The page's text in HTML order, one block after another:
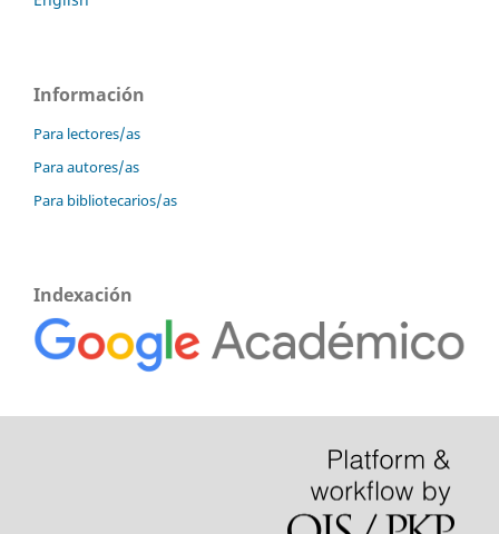
Información
Para lectores/as
Para autores/as
Para bibliotecarios/as
Indexación